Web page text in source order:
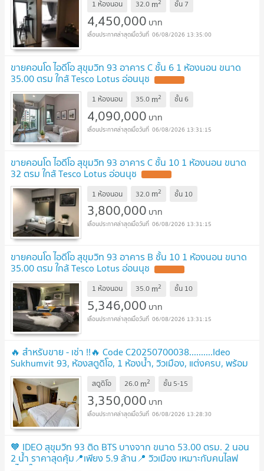
1 ห้องนอน 32.0 m ชั้น 7
4,450,000 บาท
06/08/2026 13:35:00
ขายคอนโด ไอดีโอ สุขุมวิท 93 อาคาร C ชั้น 6 1 ห้องนอน ขนาด
35.00 ตรม ใกล้ Tesco Lotus อ่อนนุช
1 ห้องนอน 35.0 m2 ชั้น6
4,090,000 บาท
06/08/2026 13:31:15
ขายคอนโด ไอดีโอ สุขุมวิท 93 อาคาร C ชั้น 10 1 ห้องนอน ขนาด
32 ตรม ใกล้ Tesco Lotus อ่อนนุช
1 ห้องนอน 32.0 m2 ชั้น 10
3,800,000 บาท
06/08/2026 13:31:15
ขายคอนโด ไอดีโอ สุขุมวิท 93 อาคาร B ชั้น 10 1 ห้องนอน ขนาด
35.00 ตรม ใกล้ Tesco Lotus อ่อนนุช
1 ห้องนอน 35.0 m2 ชั้น 10
5,346,000 บาท
06/08/2026 13:31:15
🔥 สำหรับขาย - เช่า !!🔥 Code C20250700038..........Ideo
Sukhumvit 93, ห้องสตูดิโอ, 1 ห้องน้ำ, วิวเมือง, แต่งครบ, พร้อม
เข้าอยู่, ราคาพิเศษ!!📣📣
สตูดิโอ 26.0 m2 ชั้น 5-15
3,350,000 บาท
06/08/2026 13:28:30
🧡 IDEO สุขุมวิท 93 ติด BTS บางจาก ขนาด 53.00 ตรม. 2 นอน
2 น้ำ ราคาสุดคุ้ม📍เพียง 5.9 ล้าน📍 วิวเมือง เหมาะกับคนไลฟ